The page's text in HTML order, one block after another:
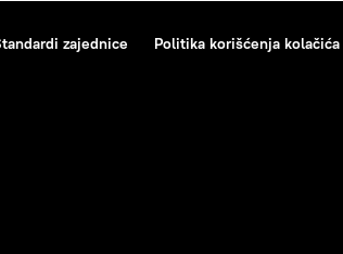
zajednice Politika korišćenja